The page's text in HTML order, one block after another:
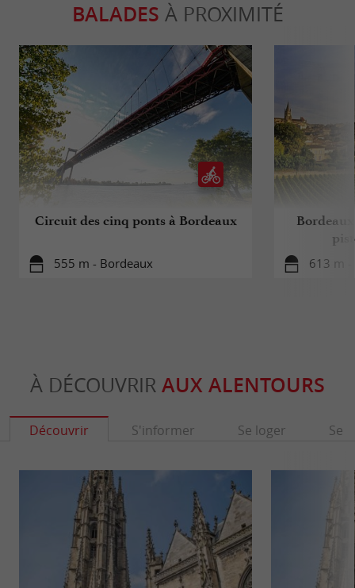
BALADES À PROXIMITÉ
Circuit des cinq ponts à Bordeaux
555 m - Bordeaux 613 m -
À DÉCOUVRIR AUX ALENTOURS
Découvrir S'informer Se loger Se